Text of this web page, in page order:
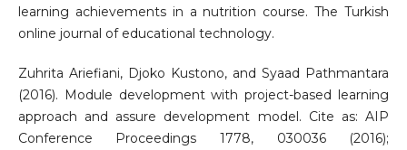
learning achievements in a nutrition course. The Turkish
online journal of educational technology.
Zuhrita Ariefiani, Djoko Kustono, and Syaad Pathmantara
(2016). Module development with project-based learning
approach and assure development model. Cite as: AIP
Conference Proceedings 1778, 030036 (2016);